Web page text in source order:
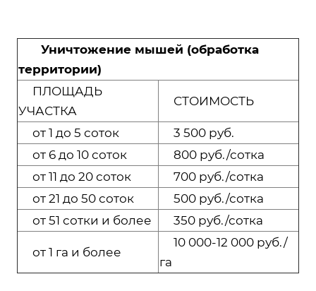
Уничтожение мышей (обработка
территории)
ПЛОЩАДЬ
УЧАСТКА
СТОИМОСТЬ
от 1 до 5 соток
3 500 руб.
от 6 до 10 соток
800 руб./сотка
от 11 до 20 соток
700 руб./сотка
от 21 до 50 соток
500 руб./сотка
от 51 сотки и более
350 руб./сотка
от 1 га и более
10 000-12 000 руб./
га